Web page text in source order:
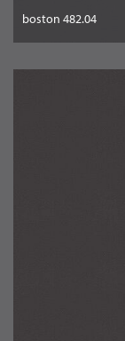
boston 482.04